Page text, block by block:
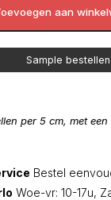
aan
Sample bestellen
per 5 cm, met
Bestel
Woe-vr: 10-17u,